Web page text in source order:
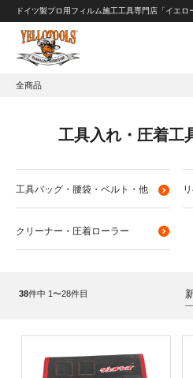
重要なおしらせ
2024年8月1日 価格改定につきまして
ドイツ製プロ用フィルム施工工具専門店「イエロ
全商品
工具入れ・圧着工
工具バッグ・腰袋・ベルト・他
クリーナー・圧着ローラー
38件中 1〜28件目